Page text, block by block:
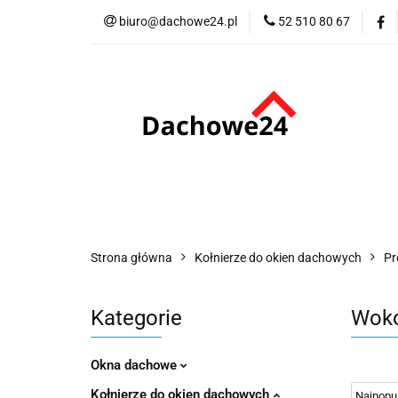
biuro@dachowe24.pl 52 510 80 67
Promocje Kontakt Bestsellery
Okna Rolety
Akcesoria
Strona główna Kołnierze do okien dachowych
Kategorie
Okna dachowe
Kołnierze do okien dachowych